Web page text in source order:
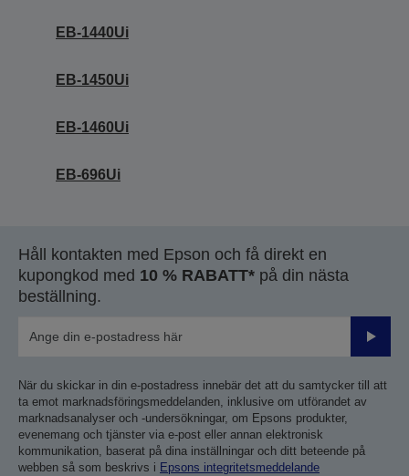
EB-1440Ui
EB-1450Ui
EB-1460Ui
EB-696Ui
Håll kontakten med Epson och få direkt en
kupongkod med 10 % RABATT* på din nästa
beställning.
Skicka
När du skickar in din e-postadress innebär det att du samtycker till att
ta emot marknadsföringsmeddelanden, inklusive om utförandet av
marknadsanalyser och -undersökningar, om Epsons produkter,
evenemang och tjänster via e-post eller annan elektronisk
kommunikation, baserat på dina inställningar och ditt beteende på
webben så som beskrivs i Epsons integritetsmeddelande